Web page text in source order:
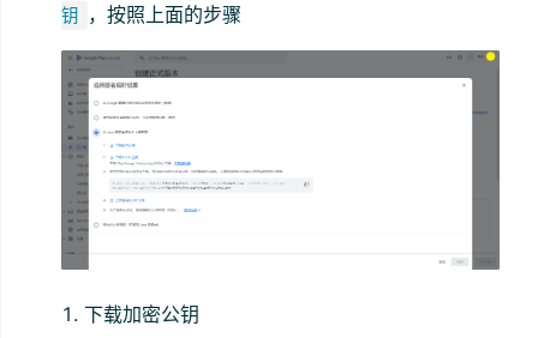
钥
，按照上面的步骤
下载加密公钥